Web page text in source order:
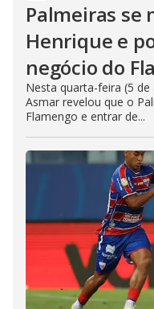
Palmeiras se
Henrique e
negócio do
Nesta quarta-feira (5
Asmar revelou que o
Flamengo e entrar de...